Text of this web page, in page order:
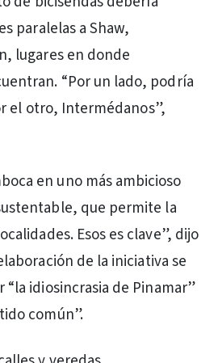
paralelas a Shaw,
lugares en donde
“Por un lado, podría
el otro, Intermédanos”,
en uno más ambicioso
que permite la
Esos es clave”, dijo
de la iniciativa se
idiosincrasia de Pinamar”
común”.